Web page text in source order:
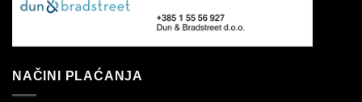
NAČINI PLAĆANJA